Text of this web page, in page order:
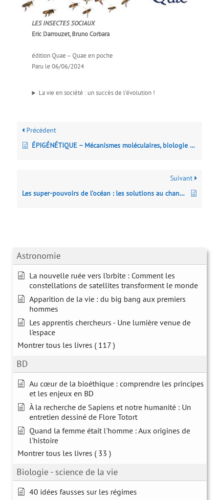
Astronomie
La nouvelle ruée vers l’orbite : Comment les
constellations de satellites transforment le monde
Apparition de la vie : du big bang aux premiers
hommes
Les apprentis chercheurs - Une lumière venue de
l'espace
Montrer tous les livres ( 117 )
BD
Au cœur de la bioéthique : comprendre les principes
et les enjeux en BD
À la recherche de Sapiens et notre humanité : Un
entretien dessiné de Flore Totort
Quand la femme était l'homme : Aux origines de
l'histoire
Montrer tous les livres ( 33 )
Biologie - science de la vie
40 idées fausses sur les régimes
LES INSECTES SOCIAUX
Eric Darrouzet, Bruno Corbara
édition Quae – Quae en poche
Paru le 06/06/2024
La vie en société : un succès de l’évolution !
Précédent
ÉPIGÉNÉTIQUE – Mécanismes moléculaires, biologie du développement et réponses à l’environnement
Suivant
Les super-pouvoirs de l’océan : les solutions au changement climatique